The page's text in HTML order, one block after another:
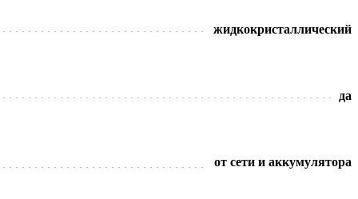
жидкокристаллический
да
от сети и аккумулятора